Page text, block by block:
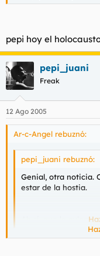
pepi hoy el
pepi_juani
Freak
12 Ago 2005
Ar-c-Angel rebuznó:
pepi_juani rebuznó:
Genial, otra noticia.
estar de la hostia.
Ah si, que la culpa